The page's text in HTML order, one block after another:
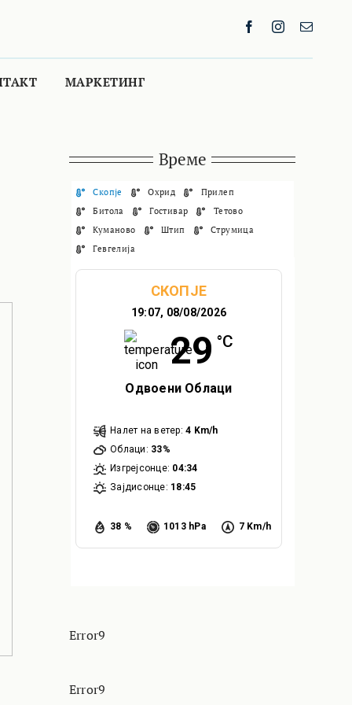
МАРКЕТИНГ
Време
Скопје Охрид
Прилеп
Битола
Гостивар
Тетово
Куманово
Штип
Струмица
Гевгелија
СКОПЈЕ
19:07, 08/08/2026
29 °C
Одвоени Облаци
38 % 1013 hPa 7 Km/h
Налет на ветер: 4 Km/h
Облаци: 33%
Изгрејсонце: 04:34
Зајдисонце: 18:45
Error9
Error9